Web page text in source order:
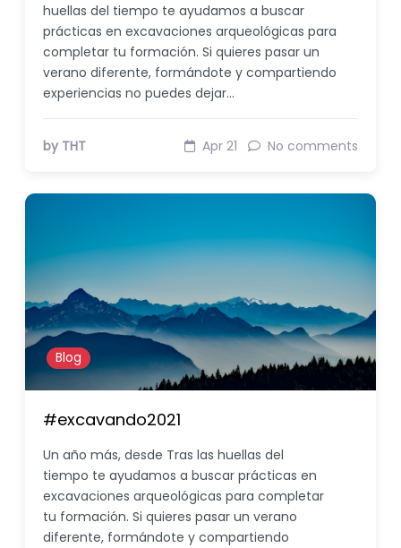
huellas del tiempo te ayudamos a buscar
prácticas en excavaciones arqueológicas para
completar tu formación. Si quieres pasar un
verano diferente, formándote y compartiendo
experiencias no puedes dejar…
by THT Apr 21 No comments
Blog
#excavando2021
Un año más, desde Tras las huellas del
tiempo te ayudamos a buscar prácticas en
excavaciones arqueológicas para completar
tu formación. Si quieres pasar un verano
diferente, formándote y compartiendo